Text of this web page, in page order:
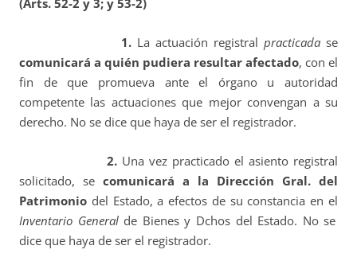
(Arts. 52-2 y 3; y 53-2)
1. La actuación registral practicadase
comunicará a quién pudiera resultar afectado, con el
fin de que promueva ante el órgano u autoridad
competente las actuaciones que mejor convengan a su
derecho. No se dice que haya de ser el registrador.
2. Una vez practicado el asiento registral
solicitado, se comunicará a la Dirección Gral. del
Patrimonio del Estado, a efectos de su constancia en el
Inventario General de Bienes y Dchos del Estado. No se
dice que haya de ser el registrador.